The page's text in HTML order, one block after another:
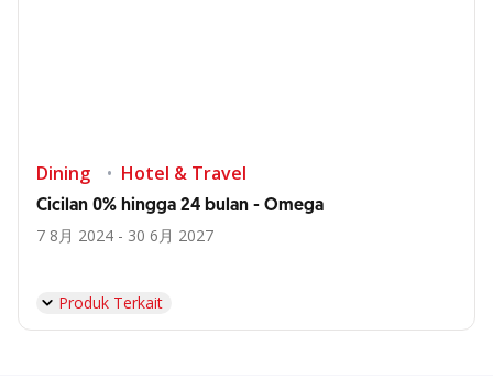
Dining Hotel & Travel
Cicilan 0% hingga 24 bulan - Omega
7 8月 2024 - 30 6月 2027
Produk Terkait